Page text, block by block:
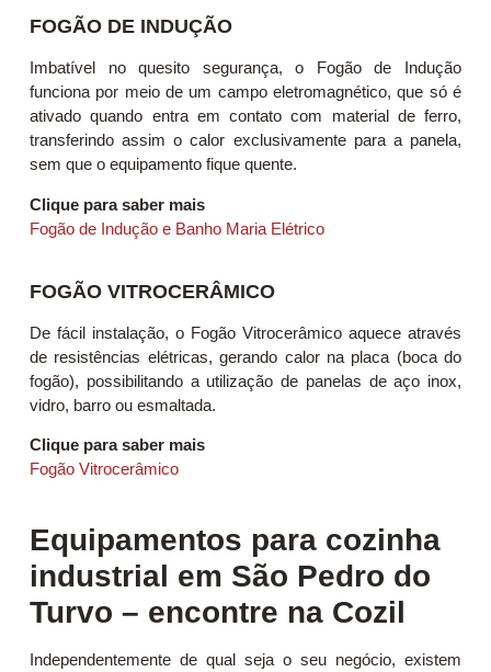
FOGÃO DE INDUÇÃO
Imbatível no quesito segurança, o Fogão de Indução
funciona por meio de um campo eletromagnético, que só é
ativado quando entra em contato com material de ferro,
transferindo assim o calor exclusivamente para a panela,
sem que o equipamento fique quente.
Clique para saber mais
Fogão de Indução e Banho Maria Elétrico
FOGÃO VITROCERÂMICO
De fácil instalação, o Fogão Vitrocerâmico aquece através
de resistências elétricas, gerando calor na placa (boca do
fogão), possibilitando a utilização de panelas de aço inox,
vidro, barro ou esmaltada.
Clique para saber mais
Fogão Vitrocerâmico
Equipamentos para cozinha
industrial em São Pedro do
Turvo – encontre na Cozil
Independentemente de qual seja o seu negócio, existem